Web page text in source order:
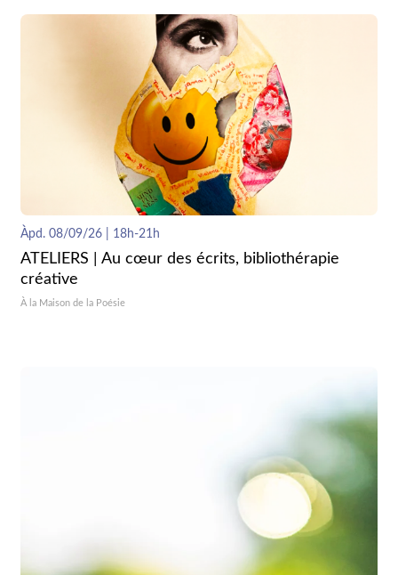
Àpd. 08/09/26 | 18h-21h
ATELIERS | Au cœur des écrits, bibliothérapie
créative
À la Maison de la Poésie